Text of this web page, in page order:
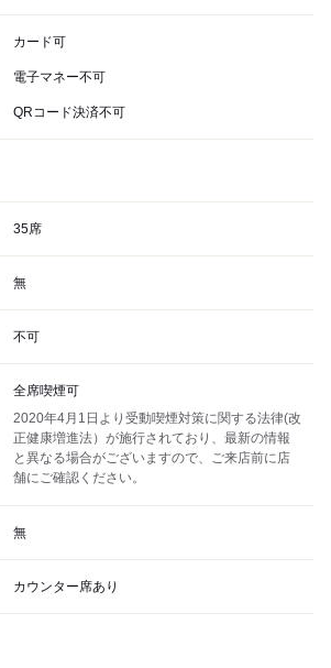
カード可
電子マネー不可
QRコード決済不可
35席
無
不可
全席喫煙可
2020年4月1日より受動喫煙対策に関する法律(改
正健康増進法）が施行されており、最新の情報
と異なる場合がございますので、ご来店前に店
舗にご確認ください。
無
カウンター席あり